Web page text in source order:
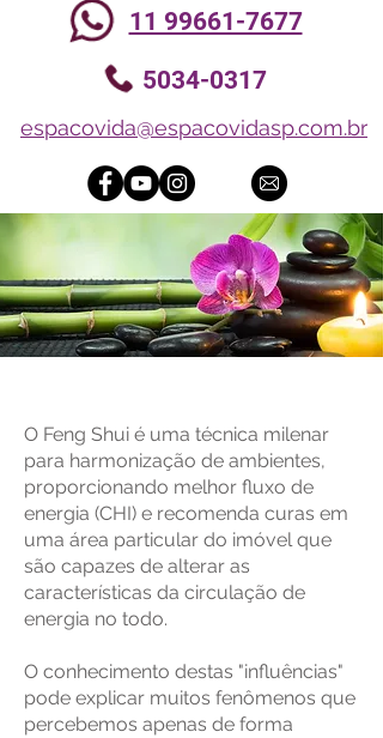
5034-0317
11 99661-7677
espacovida@espacovidasp.com.br
O Feng Shui é uma técnica milenar
para harmonização de ambientes,
proporcionando melhor fluxo de
energia (CHI) e recomenda curas em
uma área particular do imóvel que
são capazes de alterar as
características da circulação de
energia no todo.
O conhecimento destas "influências"
pode explicar muitos fenômenos que
percebemos apenas de forma